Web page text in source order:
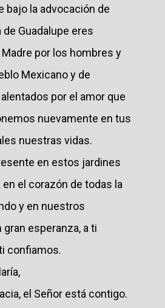
bajo la advocación de
Guadalupe eres
por los hombres y
Mexicano y de
por el amor que
nuevamente en tus
nuestras vidas.
en estos jardines
el corazón de todas la
y en nuestros
esperanza, a ti
confiamos.
el Señor está contigo.